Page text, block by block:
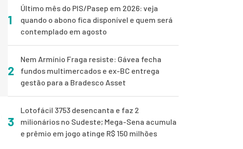
1
Último mês do PIS/Pasep em 2026: veja
quando o abono fica disponível e quem será
contemplado em agosto
2
Nem Armínio Fraga resiste: Gávea fecha
fundos multimercados e ex-BC entrega
gestão para a Bradesco Asset
3
Lotofácil 3753 desencanta e faz 2
milionários no Sudeste; Mega-Sena acumula
e prêmio em jogo atinge R$ 150 milhões